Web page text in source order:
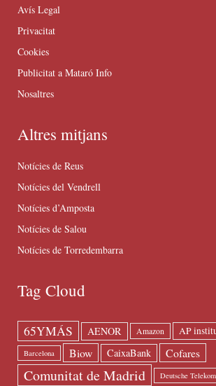
Avís Legal
Privacitat
Cookies
Publicitat a Mataró Info
Nosaltres
Altres mitjans
Notícies de Reus
Notícies del Vendrell
Notícies d’Amposta
Notícies de Salou
Notícies de Torredembarra
Tag Cloud
65YMÁS AENOR Amazon AP
Barcelona Biow CaixaBank Cofares
Comunitat de Madrid Deutsche Telekom